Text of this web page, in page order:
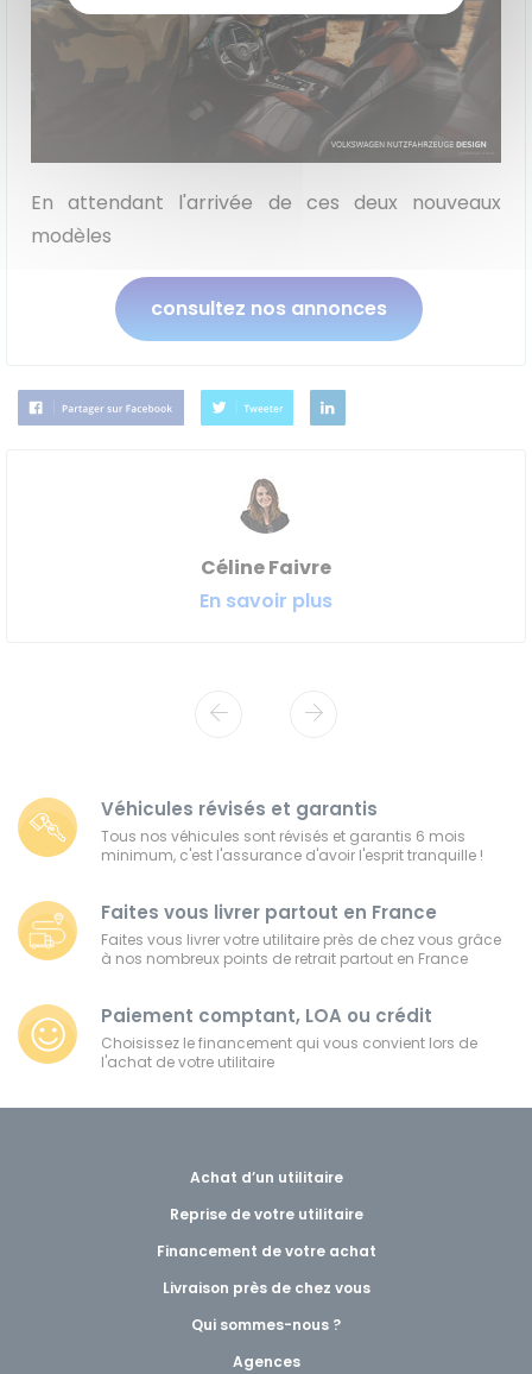
En attendant l'arrivée de ces deux nouveaux
modèles
consultez nos annonces
Céline Faivre
En savoir plus
Véhicules révisés et garantis
Tous nos véhicules sont révisés et garantis 6 mois
minimum, c'est l'assurance d'avoir l'esprit tranquille !
Faites vous livrer partout en France
Faites vous livrer votre utilitaire près de chez vous grâce
à nos nombreux points de retrait partout en France
Paiement comptant, LOA ou crédit
Choisissez le financement qui vous convient lors de
l'achat de votre utilitaire
Achat d’un utilitaire
Reprise de votre utilitaire
Financement de votre achat
Livraison près de chez vous
Qui sommes-nous ?
Agences